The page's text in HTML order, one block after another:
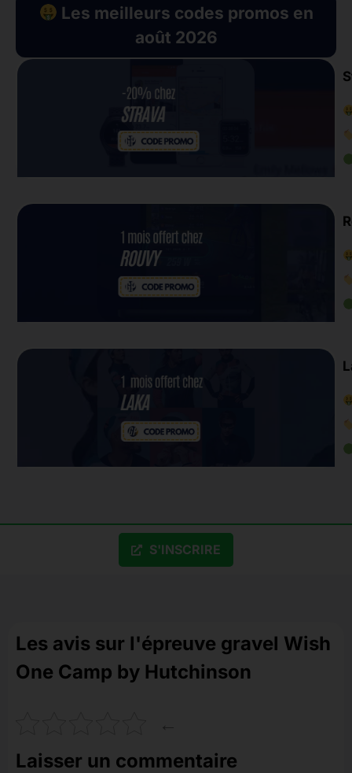
Les meilleurs codes promos en
août 2026
S'INSCRIRE
Les avis sur l'épreuve gravel Wish
One Camp by Hutchinson
Laisser un commentaire